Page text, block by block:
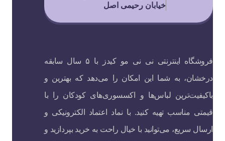
خیابان رحیمی اصل
فروشگاه اینترنتی نی نی مو کیدز با ۵ سال سابقه
درخشان، به شما این امکان را می‌دهد که بهترین و
باکیفیت‌ترین لباس‌ها و اکسسوری‌های کودکان را با
قیمتی مناسب تهیه کنید. با نماد اعتماد الکترونیکی و
ارسال سریع، می‌توانید با خیال راحت به خرید بپردازید و